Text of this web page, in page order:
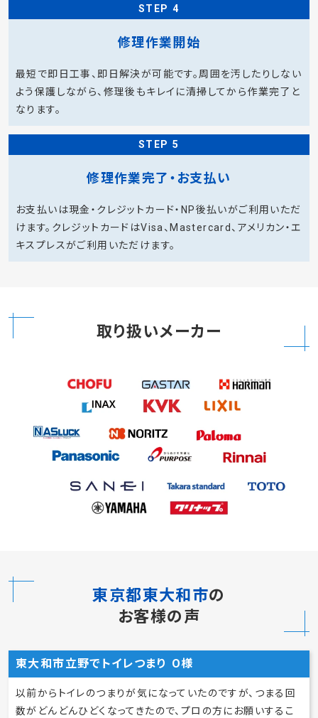
STEP 4
修理作業開始
最短で即日工事、即日解決が可能です。周囲を汚したりしない
よう保護しながら、修理後もキレイに清掃してから作業完了と
なります。
STEP 5
修理作業完了・お支払い
お支払いは現金・クレジットカード・NP後払いがご利用いただ
けます。クレジットカードはVisa、Mastercard、アメリカン・エ
キスプレスがご利用いただけます。
取り扱いメーカー
東京都東大和市の
お客様の声
東大和市立野でトイレつまり O様
以前からトイレのつまりが気になっていたのですが、つまる回
数がどんどんひどくなってきたので、プロの方にお願いするこ